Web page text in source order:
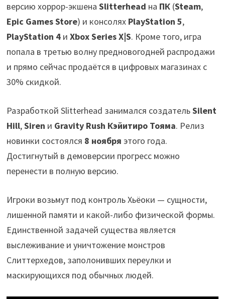
версию хоррор-экшена Slitterhead на ПК(Steam,
Epic Games Store) и консолях PlayStation 5,
PlayStation 4и Xbox Series X|S. Кроме того, игра
попала в третью волну предновогодней распродажи
и прямо сейчас продаётся в цифровых магазинах с
30% скидкой.
Разработкой Slitterhead занимался создательSilent
Hill,Siren и Gravity Rush Кэйитиро Тояма. Релиз
новинки состоялся 8 ноября этого года.
Достигнутый в демоверсии прогресс можно
перенести в полную версию.
Игроки возьмут под контроль Хьёоки — сущности,
лишенной памяти и какой-либо физической формы.
Единственной задачей существа является
выслеживание и уничтожение монстров
Слиттерхедов, заполонивших переулки и
маскирующихся под обычных людей.